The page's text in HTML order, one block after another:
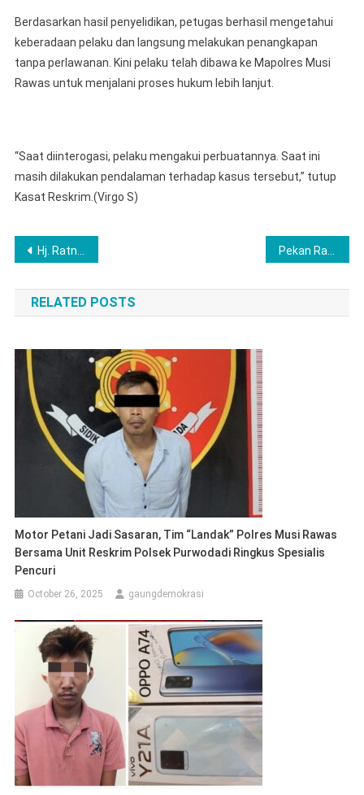
Berdasarkan hasil penyelidikan, petugas berhasil mengetahui
keberadaan pelaku dan langsung melakukan penangkapan
tanpa perlawanan. Kini pelaku telah dibawa ke Mapolres Musi
Rawas untuk menjalani proses hukum lebih lanjut.
“Saat diinterogasi, pelaku mengakui perbuatannya. Saat ini
masih dilakukan pendalaman terhadap kasus tersebut,” tutup
Kasat Reskrim.(Virgo S)
Post
navigation
Hj. Ratna Machmud Bupati Musi Rawas Bersama Ketua TP PKK Gelar peringatan Hari kesatuan Gerak PKK ke- 53
RELATED POSTS
Motor Petani Jadi Sasaran, Tim “Landak” Polres Musi Rawas
Bersama Unit Reskrim Polsek Purwodadi Ringkus Spesialis
Pencuri
October 26, 2025 gaungdemokrasi